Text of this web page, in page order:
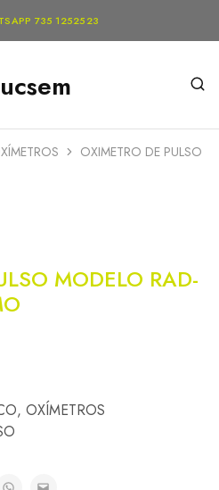
735 1252523
OXIMETRO DE PULSO
MODELO RAD-
, OXÍMETROS